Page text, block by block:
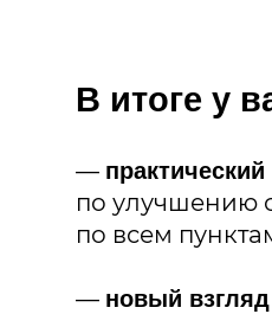
В итоге у
—
по улучшению
по всем
— новый